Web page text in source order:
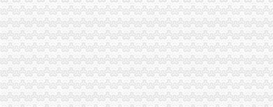
两江新区和这十个区县工商登记可“先照后证”_新浪新闻
舟山网·大海网：两江新区成功获批国家级政务服务标准化试点
2014年第一期重庆两江新区开发投资集团有限公司公司券上市公告书
重庆两江新区设亿元创新基金扶持“创客”-新闻-国际在线